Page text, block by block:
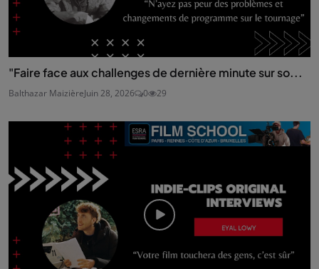
"Faire face aux challenges de dernière minute sur so...
Balthazar MaizièreJuin 28, 2026 0 29